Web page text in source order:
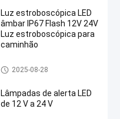
Luz estroboscópica LED
âmbar IP67 Flash 12V 24V
Luz estroboscópica para
caminhão
Lâmpada de estroboscópio de
camião
2025-08-28
Lâmpadas de alerta LED
de 12 V a 24 V